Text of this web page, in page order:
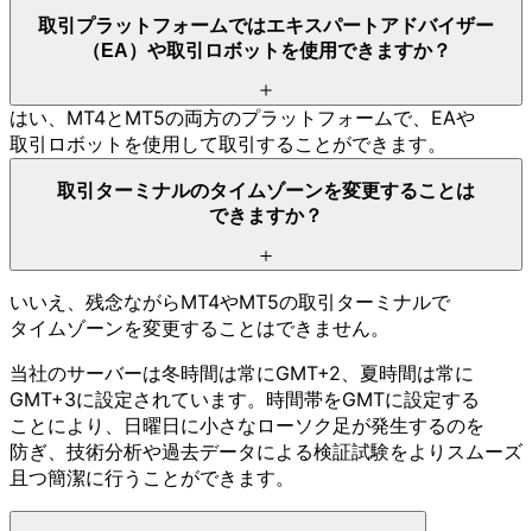
取引 プラットフォームではエキスパート アドバイザー
（EA）や取引ロボットを使用できますか？
はい、 MT4と MT5の両方のプラットフォームで、 EAや
取引ロボットを使用して取引する ことができます。
取引ターミナルのタイムゾーンを変更することは
できますか？
いいえ、 残念ながらMT4やMT5の取引ターミナルで
タイムゾーンを変更する ことはできません。
当社のサーバーは冬時間は常にGMT+2、 夏時間は常に
GMT+3に設定されています。 時間帯をGMTに設定する
ことにより、 日曜日に小さな ローソク足が発生するのを
防ぎ、 技術分析や過去データによる検証試験をより スムーズ
且つ簡潔に行うことができます。